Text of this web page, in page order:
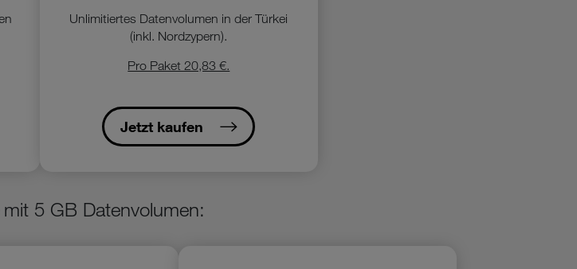
Unlimitiertes Datenvolumen in der Türkei
(inkl. Nordzypern).
Pro Paket 20,83 €.
Jetzt kaufen
5 GB Datenvolumen: